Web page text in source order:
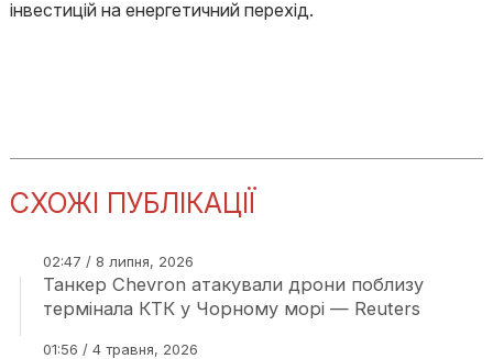
інвестицій на енергетичний перехід.
СХОЖІ ПУБЛІКАЦІЇ
02:47 / 8 липня, 2026
Танкер Chevron атакували дрони поблизу
термінала КТК у Чорному морі — Reuters
01:56 / 4 травня, 2026